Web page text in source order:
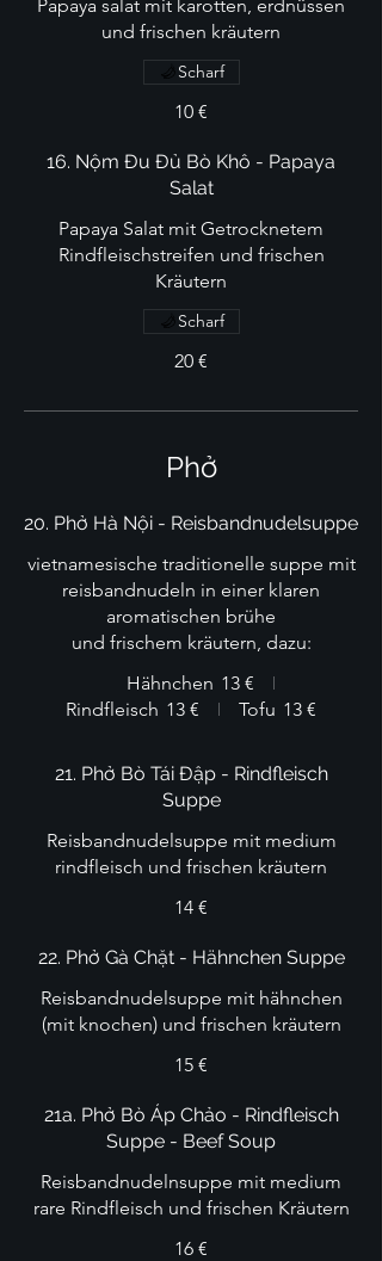
Papaya salat mit karotten, erdnüssen
und frischen kräutern
10 €
Scharf
16. Nộm Đu Đủ Bò Khô - Papaya
Salat
Papaya Salat mit Getrocknetem
Rindfleischstreifen und frischen
Kräutern
20 €
Scharf
Phở
20. Phở Hà Nội - Reisbandnudelsuppe
vietnamesische traditionelle suppe mit
reisbandnudeln in einer klaren
aromatischen brühe
und frischem kräutern, dazu:
Hähnchen 13 €
Rindfleisch 13 € Tofu 13 €
21. Phở Bò Tái Đập - Rindfleisch
Suppe
Reisbandnudelsuppe mit medium
rindfleisch und frischen kräutern
14 €
22. Phở Gà Chặt - Hähnchen Suppe
Reisbandnudelsuppe mit hähnchen
(mit knochen) und frischen kräutern
15 €
21a. Phở Bò Áp Chảo - Rindfleisch
Suppe - Beef Soup
Reisbandnudelnsuppe mit medium
rare Rindfleisch und frischen Kräutern
16 €